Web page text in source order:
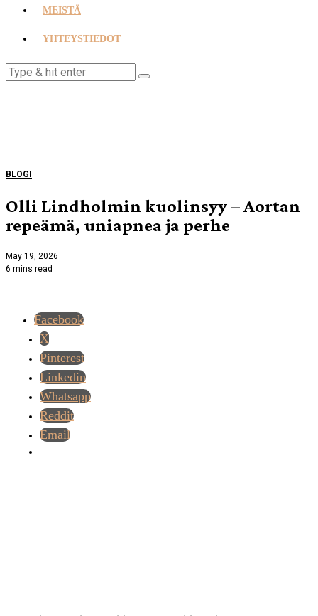
MEISTÄ
YHTEYSTIEDOT
BLOGI
Olli Lindholmin kuolinsyy – Aortan
repeämä, uniapnea ja perhe
May 19, 2026
6 mins read
Facebook
X
Pinterest
Linkedin
Whatsapp
Reddit
Email